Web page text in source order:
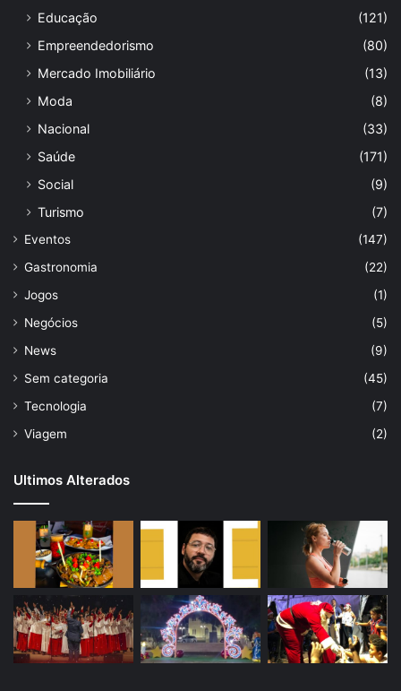
Educação
(121)
Empreendedorismo
(80)
Mercado Imobiliário
(13)
Moda
(8)
Nacional
(33)
Saúde
(171)
Social
(9)
Turismo
(7)
Eventos
(147)
Gastronomia
(22)
Jogos
(1)
Negócios
(5)
News
(9)
Sem categoria
(45)
Tecnologia
(7)
Viagem
(2)
Ultimos Alterados